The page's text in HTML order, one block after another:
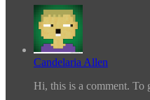
Candelaria Allen
Hi, this is a comment. To